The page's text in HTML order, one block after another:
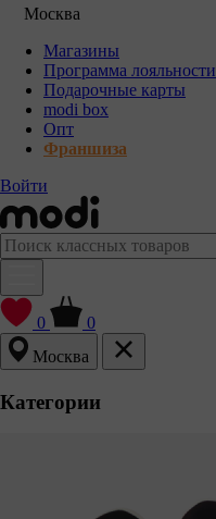
Москва
Магазины
Программа лояльности
Подарочные карты
modi box
Опт
Франшиза
Войти
0
0
Москва
Категории